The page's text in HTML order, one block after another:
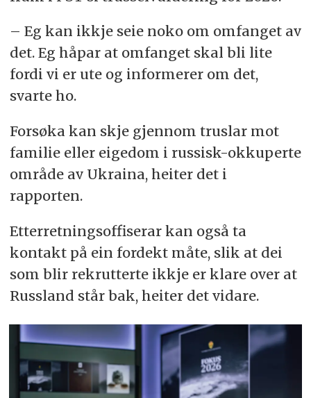
– Eg kan ikkje seie noko om omfanget av
det. Eg håpar at omfanget skal bli lite
fordi vi er ute og informerer om det,
svarte ho.
Forsøka kan skje gjennom truslar mot
familie eller eigedom i russisk-okkuperte
område av Ukraina, heiter det i
rapporten.
Etterretningsoffiserar kan også ta
kontakt på ein fordekt måte, slik at dei
som blir rekrutterte ikkje er klare over at
Russland står bak, heiter det vidare.